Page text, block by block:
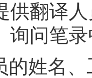
供翻译
询问笔
的姓名